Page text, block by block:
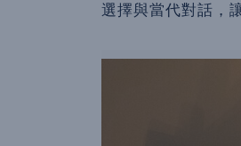
選擇與當代對話，